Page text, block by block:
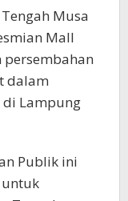
Musa
Mall
dalam
Lampung
Publik ini
untuk